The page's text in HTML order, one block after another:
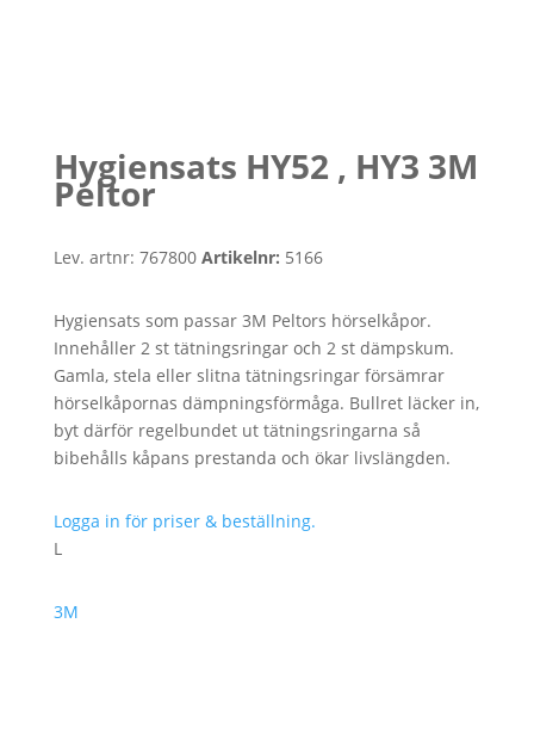
Hygiensats HY52 , HY3 3M
Peltor
Lev. artnr: 767800 Artikelnr: 5166
Hygiensats som passar 3M Peltors hörselkåpor.
Innehåller 2 st tätningsringar och 2 st dämpskum.
Gamla, stela eller slitna tätningsringar försämrar
hörselkåpornas dämpningsförmåga. Bullret läcker in,
byt därför regelbundet ut tätningsringarna så
bibehålls kåpans prestanda och ökar livslängden.
Logga in för priser & beställning.
L
3M